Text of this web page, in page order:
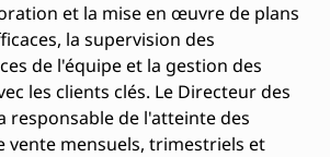
et la mise en œuvre de plans
la supervision des
de l'équipe et la gestion des
les clients clés. Le Directeur des
responsable de l'atteinte des
vente mensuels, trimestriels et